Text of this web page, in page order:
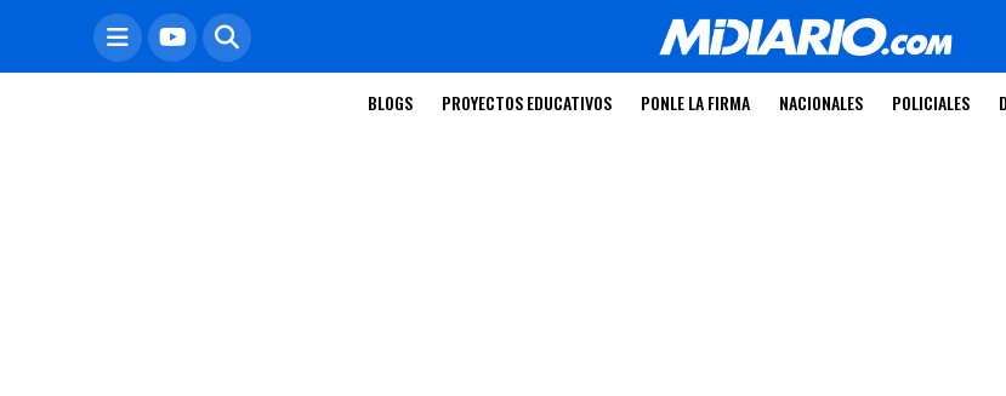
BLOGS PROYECTOS EDUCATIVOS PONLE LA FIRMA NACIONALES POLICIALES